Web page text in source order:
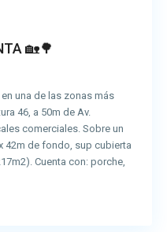
🏡🌳
una de las zonas más
46, a 50m de Av.
comerciales. Sobre un
42m de fondo, sup cubierta
Cuenta con: porche,